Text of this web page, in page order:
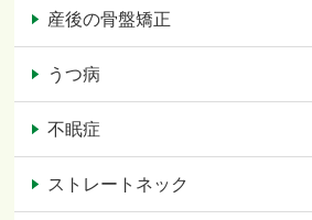
産後の骨盤矯正
うつ病
不眠症
ストレートネック